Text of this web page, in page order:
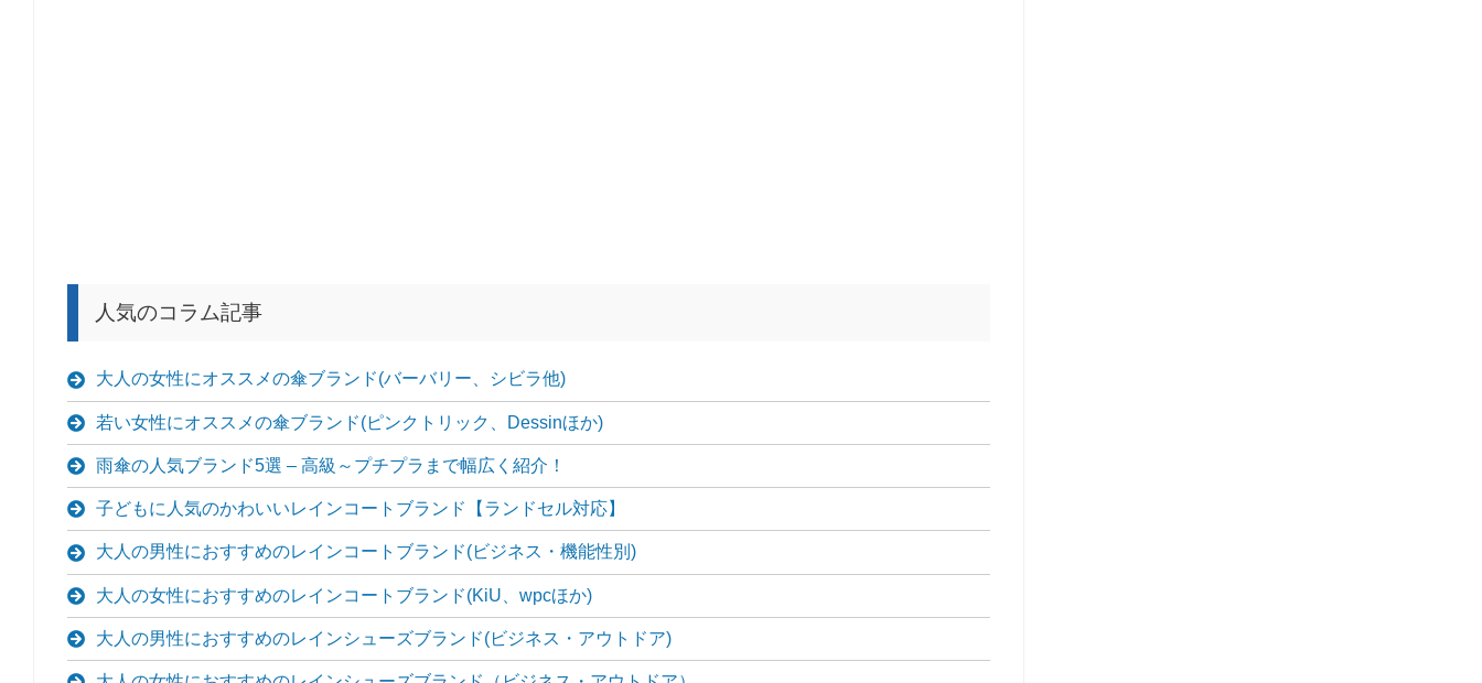
人気のコラム記事
大人の女性にオススメの傘ブランド(バーバリー、シビラ他)
若い女性にオススメの傘ブランド(ピンクトリック、Dessinほか)
雨傘の人気ブランド5選 – 高級～プチプラまで幅広く紹介！
子どもに人気のかわいいレインコートブランド【ランドセル対応】
大人の男性におすすめのレインコートブランド(ビジネス・機能性別)
大人の女性におすすめのレインコートブランド(KiU、wpcほか)
大人の男性におすすめのレインシューズブランド(ビジネス・アウトドア)